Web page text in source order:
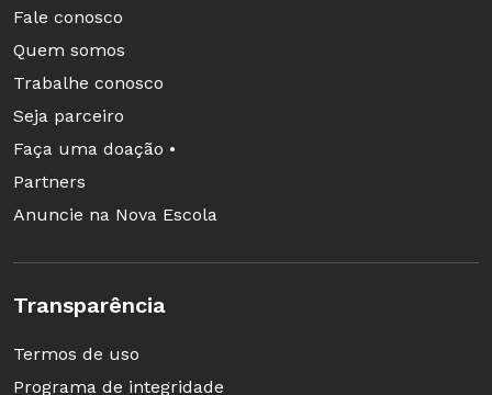
Fale conosco
Quem somos
Trabalhe conosco
Seja parceiro
Faça uma doação •
Partners
Anuncie na Nova Escola
Transparência
Termos de uso
Programa de integridade